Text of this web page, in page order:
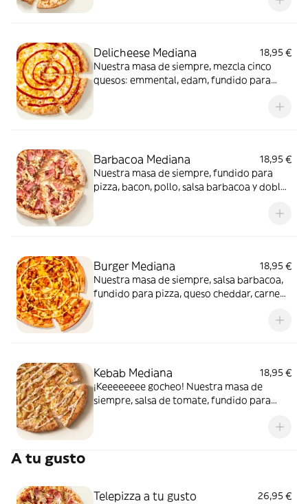
Delicheese Mediana
18,95 €
Nuestra masa de siempre, mezcla cinco
quesos: emmental, edam, fundido para
confitado y orégano. El festival de queso
Barbacoa Mediana
18,95 €
Nuestra masa de siempre, fundido para
pizza, bacon, pollo, salsa barbacoa y doble
Burger Mediana
18,95 €
Nuestra masa de siempre, salsa barbacoa,
fundido para pizza, queso cheddar, carne
Kebab Mediana
18,95 €
¡Keeeeeeee gocheo! Nuestra masa de
siempre, salsa de tomate, fundido para
A tu gusto
Telepizza a tu gusto
26,95 €